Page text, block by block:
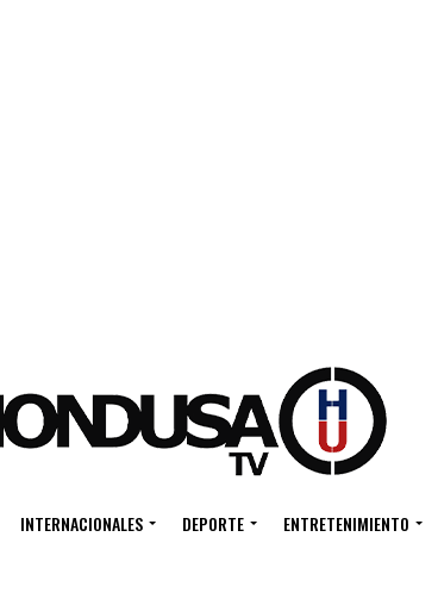
INTERNACIONALES DEPORTE ENTRETENIMIENTO